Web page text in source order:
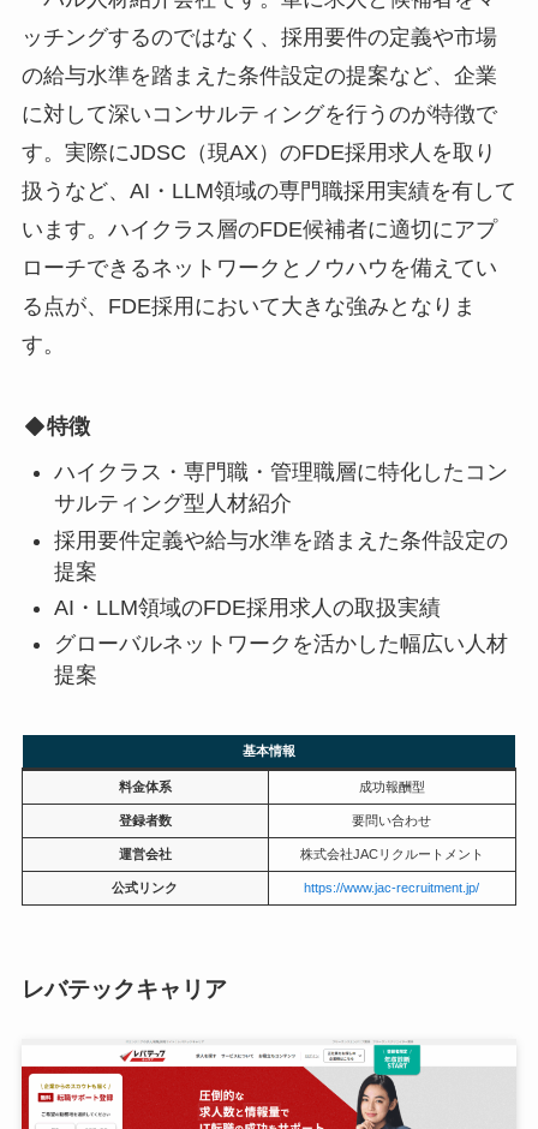
ッチングするのではなく、採用要件の定義や市場
の給与水準を踏まえた条件設定の提案など、企業
に対して深いコンサルティングを行うのが特徴で
す。実際にJDSC（現AX）のFDE採用求人を取り
扱うなど、AI・LLM領域の専門職採用実績を有して
います。ハイクラス層のFDE候補者に適切にアプ
ローチできるネットワークとノウハウを備えてい
る点が、FDE採用において大きな強みとなりま
す。
特徴
ハイクラス・専門職・管理職層に特化したコン
サルティング型人材紹介
採用要件定義や給与水準を踏まえた条件設定の
提案
AI・LLM領域のFDE採用求人の取扱実績
グローバルネットワークを活かした幅広い人材
提案
基本情報
料金体系 成功報酬型
登録者数 要問い合わせ
運営会社 株式会社JACリクルートメント
公式リンク https://www.jac-recruitment.jp/
レバテックキャリア